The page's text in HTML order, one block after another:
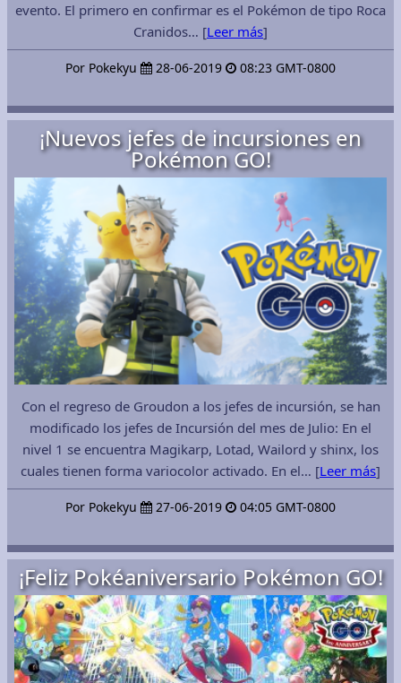
evento. El primero en confirmar es el Pokémon de tipo Roca
Cranidos… [Leer más]
Por Pokekyu 28-06-2019 08:23 GMT-0800
¡Nuevos jefes de incursiones en
Pokémon GO!
Con el regreso de Groudon a los jefes de incursión, se han
modificado los jefes de Incursión del mes de Julio: En el
nivel 1 se encuentra Magikarp, Lotad, Wailord y shinx, los
cuales tienen forma variocolor activado. En el… [Leer más]
Por Pokekyu 27-06-2019 04:05 GMT-0800
¡Feliz Pokéaniversario Pokémon GO!